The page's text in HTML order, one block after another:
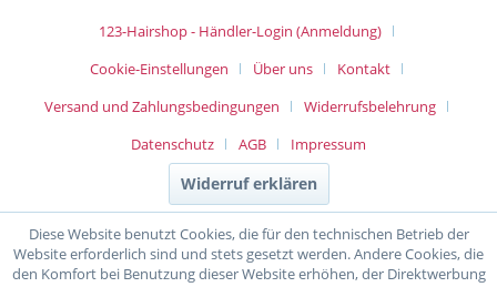
123-Hairshop - Händler-Login (Anmeldung)
Cookie-Einstellungen
Über uns
Kontakt
Versand und Zahlungsbedingungen
Widerrufsbelehrung
Datenschutz
AGB Impressum
Widerruf erklären
Diese Website benutzt Cookies, die für den technischen Betrieb der
Website erforderlich sind und stets gesetzt werden. Andere Cookies, die
den Komfort bei Benutzung dieser Website erhöhen, der Direktwerbung